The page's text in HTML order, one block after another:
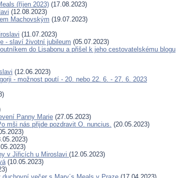
(říjen 2023) (17.08.2023)
(12.08.2023)
Machovským (19.07.2023)
(11.07.2023)
- slaví životní jubileum (05.07.2023)
do Lisabonu a přišel k jeho cestovatelskému blogu
(12.06.2023)
- možnost poutí - 20. nebo 22. 6. - 27. 6. 2023
Panny Marie (27.05.2023)
mši nás přijde pozdravit O. nuncius. (20.05.2023)
v Jiřicích u Miroslavi (12.05.2023)
(10.05.2023)